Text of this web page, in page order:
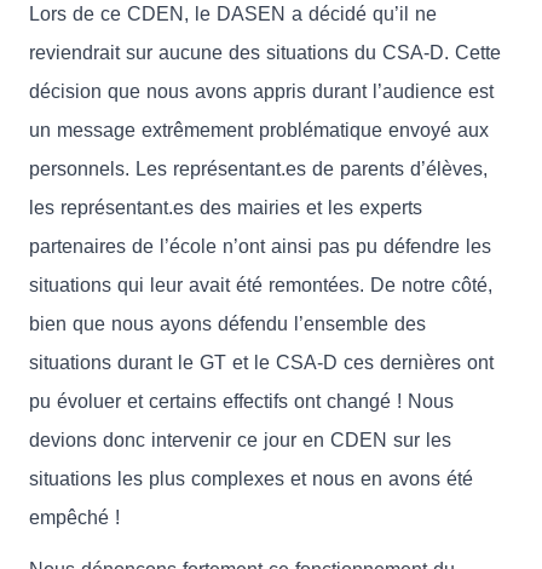
Lors de ce CDEN, le DASEN a décidé qu’il ne
reviendrait sur aucune des situations du CSA-D. Cette
décision que nous avons appris durant l’audience est
un message extrêmement problématique envoyé aux
personnels. Les représentant.es de parents d’élèves,
les représentant.es des mairies et les experts
partenaires de l’école n’ont ainsi pas pu défendre les
situations qui leur avait été remontées. De notre côté,
bien que nous ayons défendu l’ensemble des
situations durant le GT et le CSA-D ces dernières ont
pu évoluer et certains effectifs ont changé ! Nous
devions donc intervenir ce jour en CDEN sur les
situations les plus complexes et nous en avons été
empêché !